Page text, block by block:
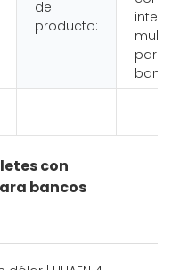
del
producto:
para
con
bancos